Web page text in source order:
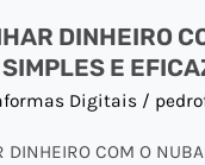
DINHEIRO
E
Digitais /
DINHEIRO COM O